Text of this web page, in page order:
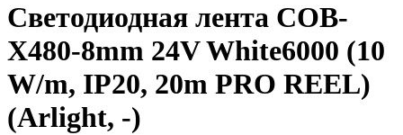
Светодиодная лента COB-
X480-8mm 24V White6000 (10
W/m, IP20, 20m PRO REEL)
(Arlight, -)